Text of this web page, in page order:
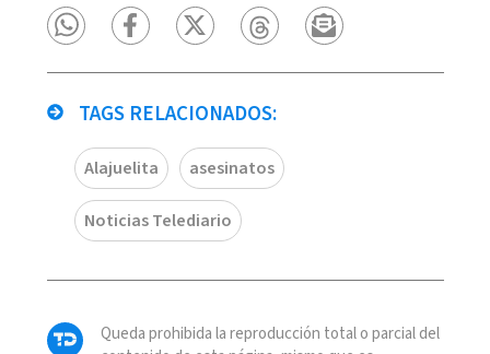
TAGS RELACIONADOS:
Alajuelita asesinatos
Noticias Telediario
Queda prohibida la reproducción total o parcial del